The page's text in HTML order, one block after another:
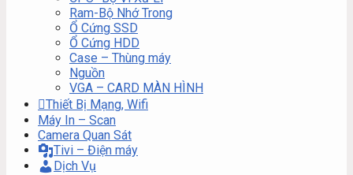
Ram-Bộ Nhớ Trong
Ổ Cứng SSD
Ổ Cứng HDD
Case – Thùng máy
Nguồn
VGA – CARD MÀN HÌNH
Thiết Bị Mạng, Wifi
Máy In – Scan
Camera Quan Sát
Tivi – Điện máy
Dịch Vụ